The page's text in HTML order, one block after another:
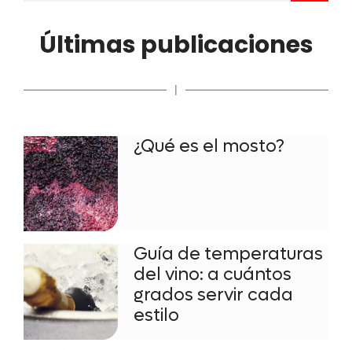
Últimas publicaciones
|
¿Qué es el mosto?
Guía de temperaturas
del vino: a cuántos
grados servir cada
estilo